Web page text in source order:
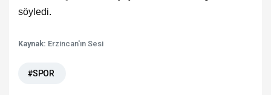
söyledi.
Kaynak: Erzincan'ın Sesi
#SPOR